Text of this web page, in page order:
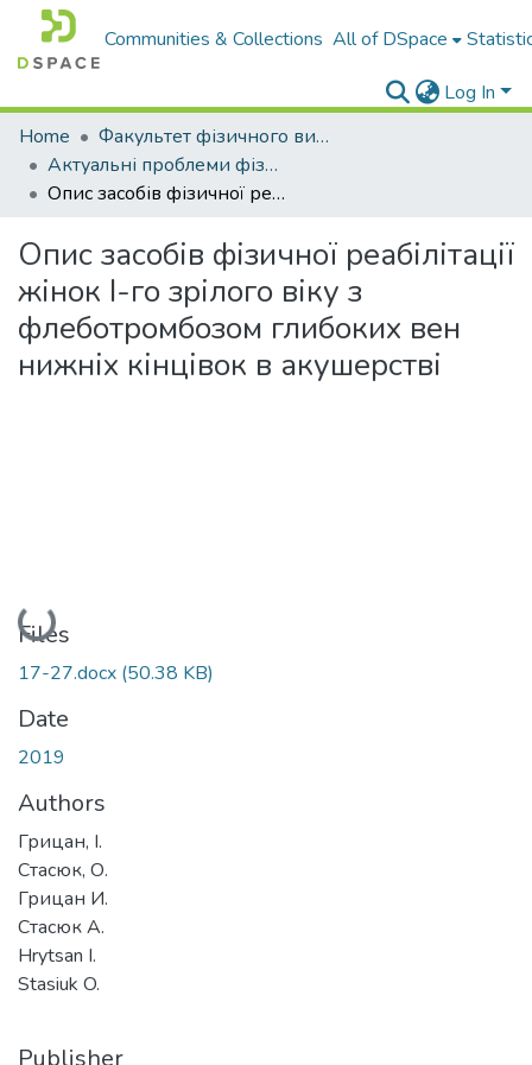
Communities & Collections All of DSpace
Log In
Home
Факультет фізичного виховання і спорту
Актуальні проблеми фізичного виховання та методики спортивного тренування : науково-методичний журнал
Опис засобів фізичної реабілітації жінок І-го зрілого віку з флеботромбозом глибоких вен нижніх кінцівок в акушерстві
Опис засобів фізичної реабілітації
жінок І-го зрілого віку з
флеботромбозом глибоких вен
нижніх кінцівок в акушерстві
Loading...
Files
17-27.docx (50.38 KB)
Date
2019
Authors
Грицан, І.
Стасюк, О.
Грицан И.
Стасюк А.
Hrytsan I.
Stasiuk O.
Publisher